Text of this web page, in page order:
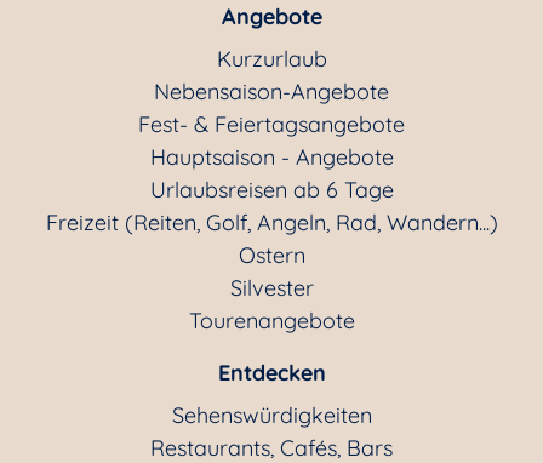
Angebote
Kurzurlaub
Nebensaison-Angebote
Fest- & Feiertagsangebote
Hauptsaison - Angebote
Urlaubsreisen ab 6 Tage
Freizeit (Reiten, Golf, Angeln, Rad, Wandern...)
Ostern
Silvester
Tourenangebote
Entdecken
Sehenswürdigkeiten
Restaurants, Cafés, Bars